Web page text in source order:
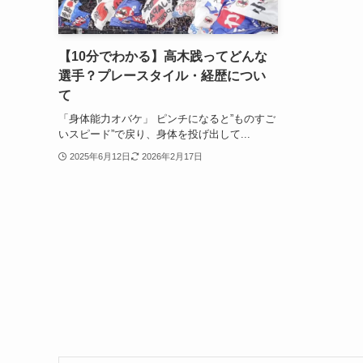
【10分でわかる】高木践ってどんな
選手？プレースタイル・経歴につい
て
「身体能力オバケ」 ピンチになると”ものすご
いスピード”で戻り、身体を投げ出して...
2025年6月12日 2026年2月17日